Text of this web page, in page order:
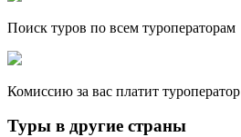
Поиск туров по всем туроператорам
Комиссию за вас платит туроператор
Туры в другие страны